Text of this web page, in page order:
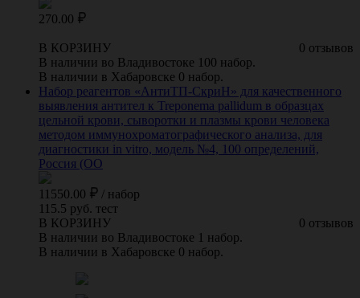
270.00
0 отзывов
В КОРЗИНУ
В наличии во Владивостоке 100 набор.
В наличии в Хабаровске 0 набор.
Набор реагентов «АнтиТП-СкриН» для качественного
выявления антител к Treponema pallidum в образцах
цельной крови, сыворотки и плазмы крови человека
методом иммунохроматографического анализа, для
диагностики in vitro, модель №4, 100 определений,
Россия (ОО
11550.00 / набор
115.5 руб. тест
0 отзывов
В КОРЗИНУ
В наличии во Владивостоке 1 набор.
В наличии в Хабаровске 0 набор.